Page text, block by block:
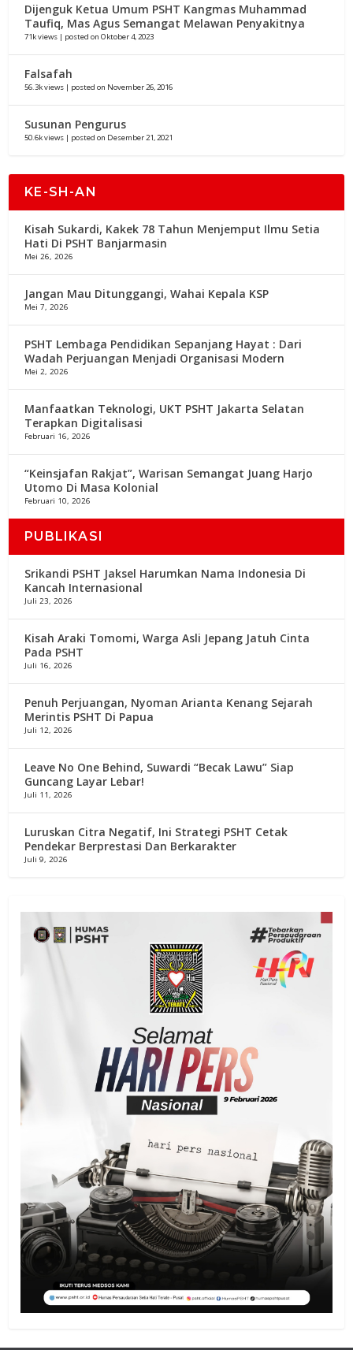
Dijenguk Ketua Umum PSHT Kangmas Muhammad
Taufiq, Mas Agus Semangat Melawan Penyakitnya
71k views | posted on Oktober 4, 2023
Falsafah
56.3k views | posted on November 26, 2016
Susunan Pengurus
50.6k views | posted on Desember 21, 2021
KE-SH-AN
Kisah Sukardi, Kakek 78 Tahun Menjemput Ilmu Setia
Hati Di PSHT Banjarmasin
Mei 26, 2026
Jangan Mau Ditunggangi, Wahai Kepala KSP
Mei 7, 2026
PSHT Lembaga Pendidikan Sepanjang Hayat : Dari
Wadah Perjuangan Menjadi Organisasi Modern
Mei 2, 2026
Manfaatkan Teknologi, UKT PSHT Jakarta Selatan
Terapkan Digitalisasi
Februari 16, 2026
“Keinsjafan Rakjat”, Warisan Semangat Juang Harjo
Utomo Di Masa Kolonial
Februari 10, 2026
PUBLIKASI
Srikandi PSHT Jaksel Harumkan Nama Indonesia Di
Kancah Internasional
Juli 23, 2026
Kisah Araki Tomomi, Warga Asli Jepang Jatuh Cinta
Pada PSHT
Juli 16, 2026
Penuh Perjuangan, Nyoman Arianta Kenang Sejarah
Merintis PSHT Di Papua
Juli 12, 2026
Leave No One Behind, Suwardi “Becak Lawu” Siap
Guncang Layar Lebar!
Juli 11, 2026
Luruskan Citra Negatif, Ini Strategi PSHT Cetak
Pendekar Berprestasi Dan Berkarakter
Juli 9, 2026